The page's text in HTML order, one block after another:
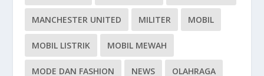
MANCHESTER UNITED MILITER MOBIL
MOBIL LISTRIK MOBIL MEWAH
MODE DAN FASHION NEWS OLAHRAGA